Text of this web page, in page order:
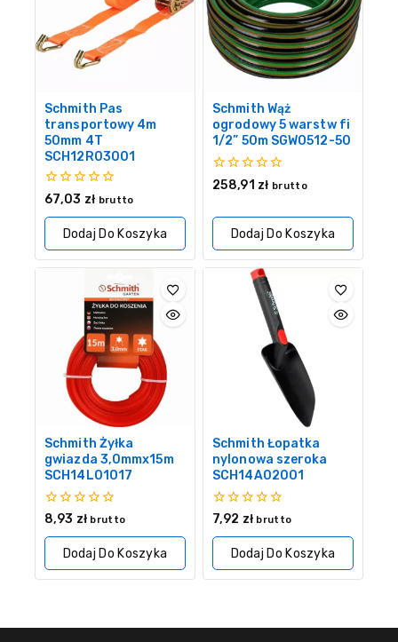
Schmith Pas
transportowy 4m
50mm 4T
SCH12R03001
0
5
67,03 zł brutto
Dodaj Do Koszyka
Schmith Wąż
ogrodowy 5 warstw fi
1/2” 50m SGWO512-50
0
258,91 zł brutto
Dodaj Do Koszyka
Schmith Żyłka
gwiazda 3,0mmx15m
SCH14L01017
0
5
8,93 zł brutto
Dodaj Do Koszyka
Schmith Łopatka
nylonowa szeroka
SCH14A02001
0
5
7,92 zł brutto
Dodaj Do Koszyka